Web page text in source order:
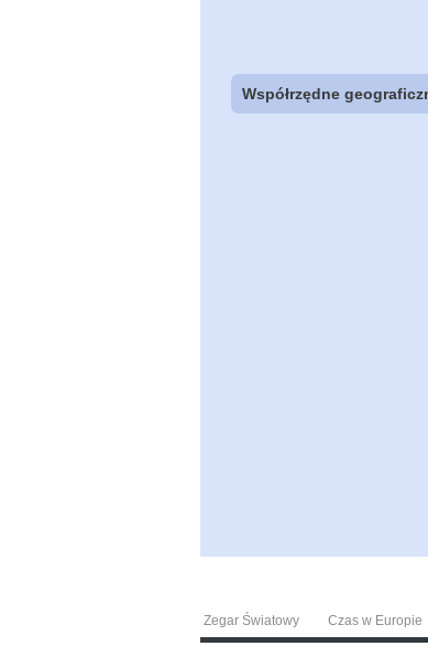
Współrzędne
Zegar Światowy Czas w Europie